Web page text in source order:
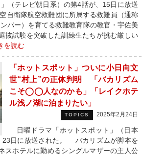
（テレビ朝日系）の第4話が、15日に放送
衛隊航空救難団に所属する救難員（通称
パー）を育てる救難教育隊の教官・宇佐美
抜試験を突破した訓練生たちが挑む厳しい
を読む
「ホットスポット」ついに小日向文
世“村上”の正体判明 「バカリズム
こそ◯◯人なのかも」「レイクホテ
ル浅ノ湖に泊まりたい」
TOPICS 2025年2月24日
日曜ドラマ「ホットスポット」（日本
23日に放送された。 バカリズムが脚本を
スホテルに勤めるシングルマザーの主人公